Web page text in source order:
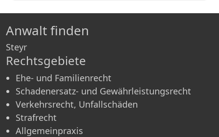
Anwalt finden
Steyr
Rechtsgebiete
Ehe- und Familienrecht
Schadenersatz- und Gewährleistungsrecht
Verkehrsrecht, Unfallschäden
Strafrecht
Allgemeinpraxis